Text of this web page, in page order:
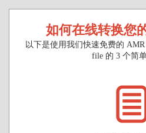
如何在线转换您
以下是使用我们快速免费的
file 的 3 个简单